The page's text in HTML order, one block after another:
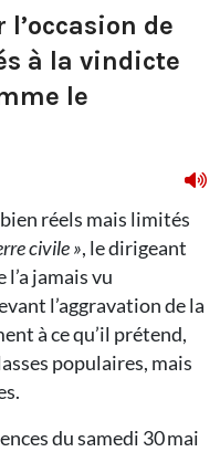
de
à la vindicte
le
réels mais limités
civile », le dirigeant
l’a jamais vu
l’aggravation de la
à ce qu’il prétend,
populaires, mais
du samedi 30 mai